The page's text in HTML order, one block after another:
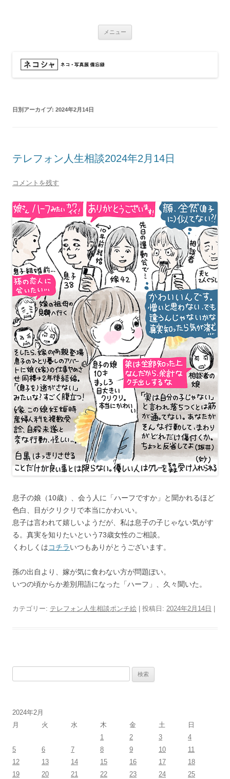
メニュー
日別アーカイブ: 2024年2月14日
テレフォン人生相談2024年2月14日
コメントを残す
息子の娘（10歳）、会う人に「ハーフですか」と聞かれるほど
色白、目がクリクリで本当にかわいい。
息子は言われて嬉しいようだが、私は息子の子じゃない気がす
る。真実を知りたいという73歳女性のご相談。
くわしくはコチラいつもありがとうございます。
孫の出自より、嫁が気に食わない方が問題ぽい。
いつの頃からか差別用語になった「ハーフ」、久々聞いた。
カテゴリー: テレフォン人生相談ポンチ絵 | 投稿日: 2024年2月14日
2024年2月
月
火 水 木 金 土
日
1
2 3
4
5
6 7 8 9 10
11
12
13 14 15 16 17
18
19
20 21 22 23 24
25